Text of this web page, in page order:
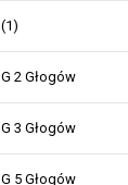
(1)
G 2 Głogów
G 3 Głogów
G 5 Głogów